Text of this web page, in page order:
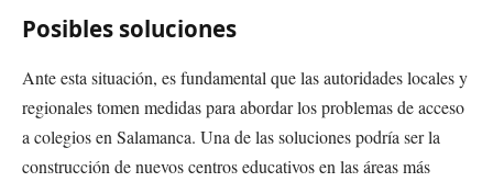
Posibles soluciones
Ante esta situación, es fundamental que las autoridades locales y
regionales tomen medidas para abordar los problemas de acceso
a colegios en Salamanca. Una de las soluciones podría ser la
construcción de nuevos centros educativos en las áreas más